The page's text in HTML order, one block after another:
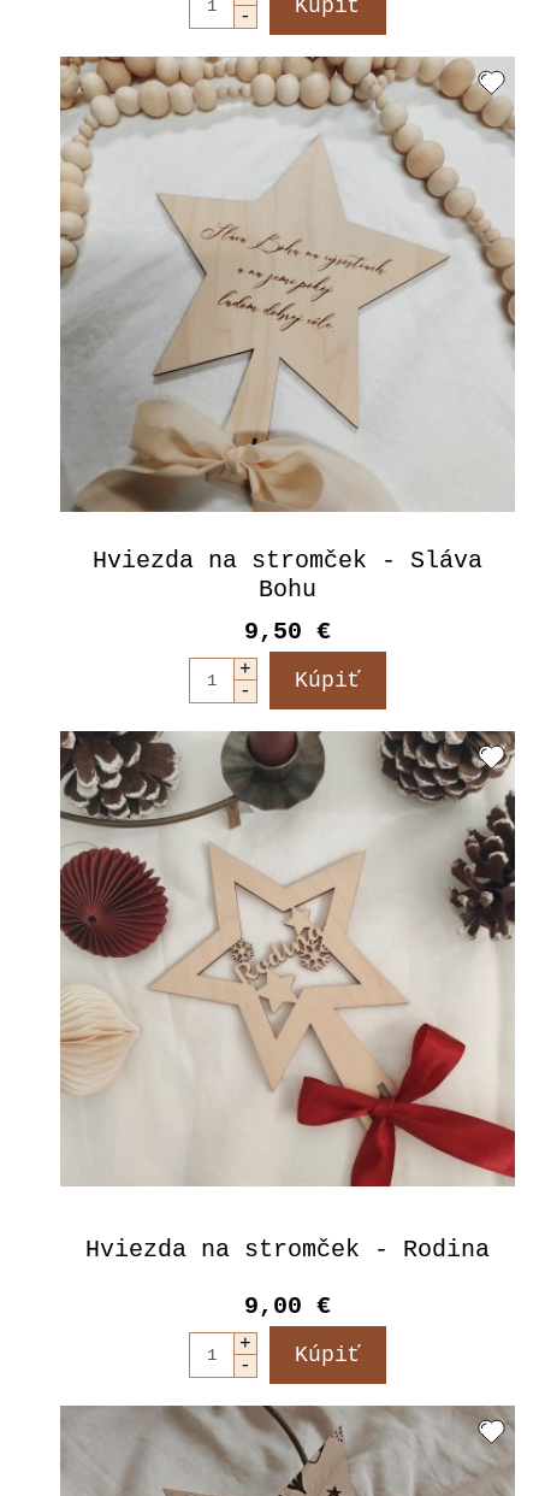
Hviezda na stromček - Sláva
Bohu
9,50 €
Hviezda na stromček - Rodina
9,00 €